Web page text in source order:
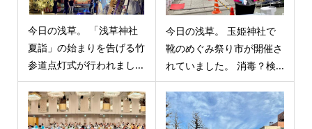
今日の浅草。 「浅草神社
夏詣」の始まりを告げる竹
参道点灯式が行われまし...
今日の浅草。 玉姫神社で
靴のめぐみ祭り市が開催さ
れていました。 消毒？検...